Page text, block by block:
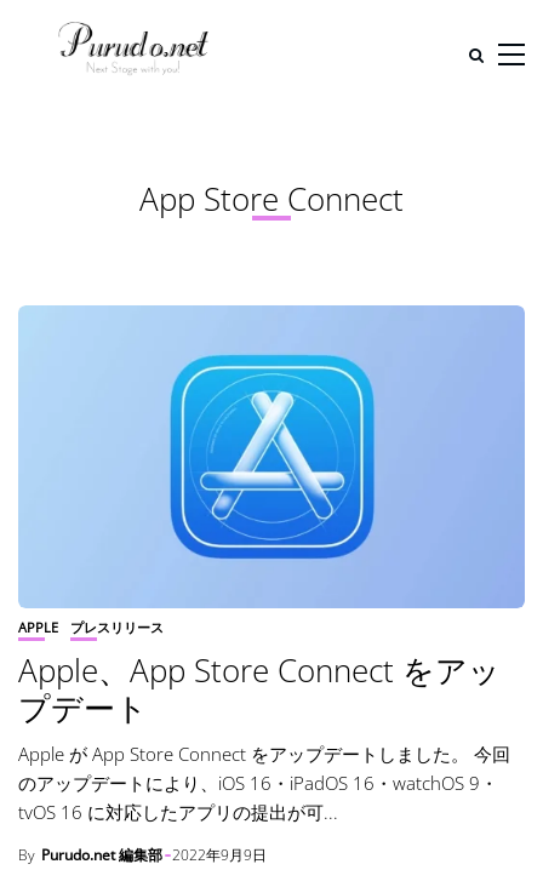
App Store Connect
APPLE プレスリリース
Apple、App Store Connect をアッ
プデート
Apple が App Store Connect をアップデートしました。 今回
のアップデートにより、iOS 16・iPadOS 16・watchOS 9・
tvOS 16 に対応したアプリの提出が可...
By Purudo.net 編集部 2022年9月9日